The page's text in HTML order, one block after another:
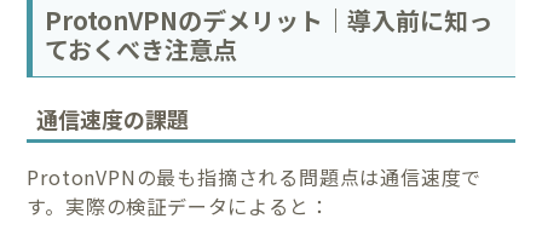
ProtonVPNのデメリット｜導入前に知っ
ておくべき注意点
通信速度の課題
ProtonVPNの最も指摘される問題点は通信速度で
す。実際の検証データによると：